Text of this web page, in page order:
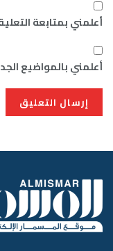
أعلمني بمتابعة
أعلمني بالمواضيع